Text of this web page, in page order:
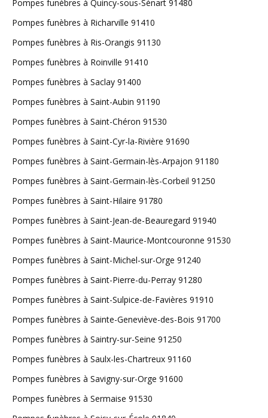
Pompes funèbres à Quincy-sous-Sénart 91480
Pompes funèbres à Richarville 91410
Pompes funèbres à Ris-Orangis 91130
Pompes funèbres à Roinville 91410
Pompes funèbres à Saclay 91400
Pompes funèbres à Saint-Aubin 91190
Pompes funèbres à Saint-Chéron 91530
Pompes funèbres à Saint-Cyr-la-Rivière 91690
Pompes funèbres à Saint-Germain-lès-Arpajon 91180
Pompes funèbres à Saint-Germain-lès-Corbeil 91250
Pompes funèbres à Saint-Hilaire 91780
Pompes funèbres à Saint-Jean-de-Beauregard 91940
Pompes funèbres à Saint-Maurice-Montcouronne 91530
Pompes funèbres à Saint-Michel-sur-Orge 91240
Pompes funèbres à Saint-Pierre-du-Perray 91280
Pompes funèbres à Saint-Sulpice-de-Favières 91910
Pompes funèbres à Sainte-Geneviève-des-Bois 91700
Pompes funèbres à Saintry-sur-Seine 91250
Pompes funèbres à Saulx-les-Chartreux 91160
Pompes funèbres à Savigny-sur-Orge 91600
Pompes funèbres à Sermaise 91530